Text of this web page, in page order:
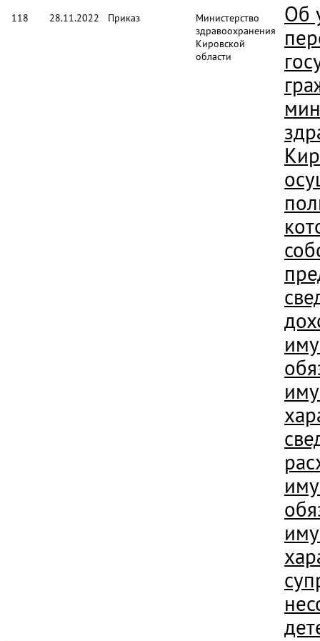
118 28.11.2022 Приказ
Министерство
здравоохранения
Кировской
области
Об